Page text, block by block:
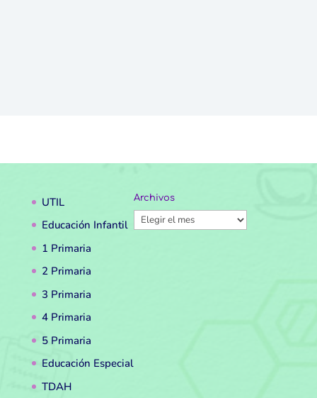
UTIL
Educación Infantil
1 Primaria
2 Primaria
3 Primaria
4 Primaria
5 Primaria
Educación Especial
TDAH
Archivos
Archivos